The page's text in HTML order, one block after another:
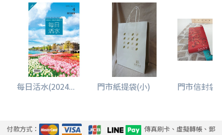
每日活水(2024... 門市紙提袋(小) 門市信封袋
付款方式：
傳真刷卡、虛擬轉帳、郵